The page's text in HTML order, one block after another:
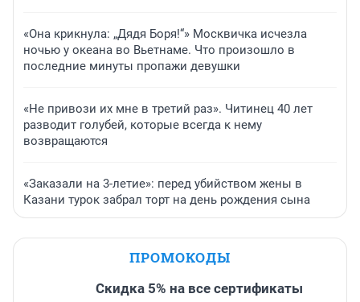
«Она крикнула: „Дядя Боря!“» Москвичка исчезла
ночью у океана во Вьетнаме. Что произошло в
последние минуты пропажи девушки
«Не привози их мне в третий раз». Читинец 40 лет
разводит голубей, которые всегда к нему
возвращаются
«Заказали на 3-летие»: перед убийством жены в
Казани турок забрал торт на день рождения сына
ПРОМОКОДЫ
Скидка 5% на все сертификаты